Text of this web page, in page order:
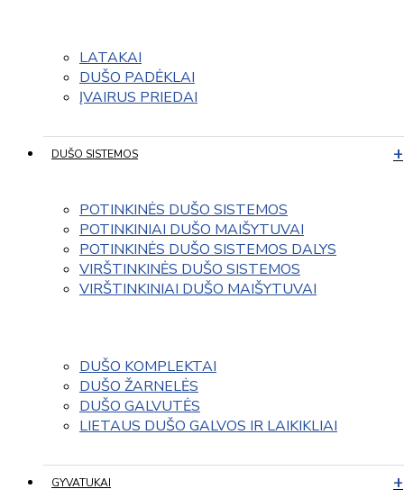
LATAKAI
DUŠO PADĖKLAI
ĮVAIRUS PRIEDAI
DUŠO SISTEMOS
POTINKINĖS DUŠO SISTEMOS
POTINKINIAI DUŠO MAIŠYTUVAI
POTINKINĖS DUŠO SISTEMOS DALYS
VIRŠTINKINĖS DUŠO SISTEMOS
VIRŠTINKINIAI DUŠO MAIŠYTUVAI
DUŠO KOMPLEKTAI
DUŠO ŽARNELĖS
DUŠO GALVUTĖS
LIETAUS DUŠO GALVOS IR LAIKIKLIAI
GYVATUKAI